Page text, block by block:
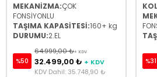
MEKANİZMA:ÇOK
FONSİYONLU
TAŞIMA KAPASİTESİ:160+ kg
DURUMU:2.EL
%50
64.999,00 ₺+ KDV
32.499,00 ₺ + KDV
KDV Dahil: 35.748,90 ₺
%31